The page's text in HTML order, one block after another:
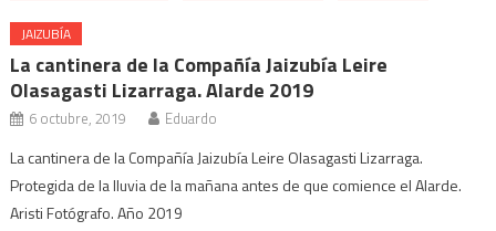
JAIZUBÍA
La cantinera de la Compañía Jaizubía Leire
Olasagasti Lizarraga. Alarde 2019
6 octubre, 2019 Eduardo
La cantinera de la Compañía Jaizubía Leire Olasagasti Lizarraga.
Protegida de la lluvia de la mañana antes de que comience el Alarde.
Aristi Fotógrafo. Año 2019